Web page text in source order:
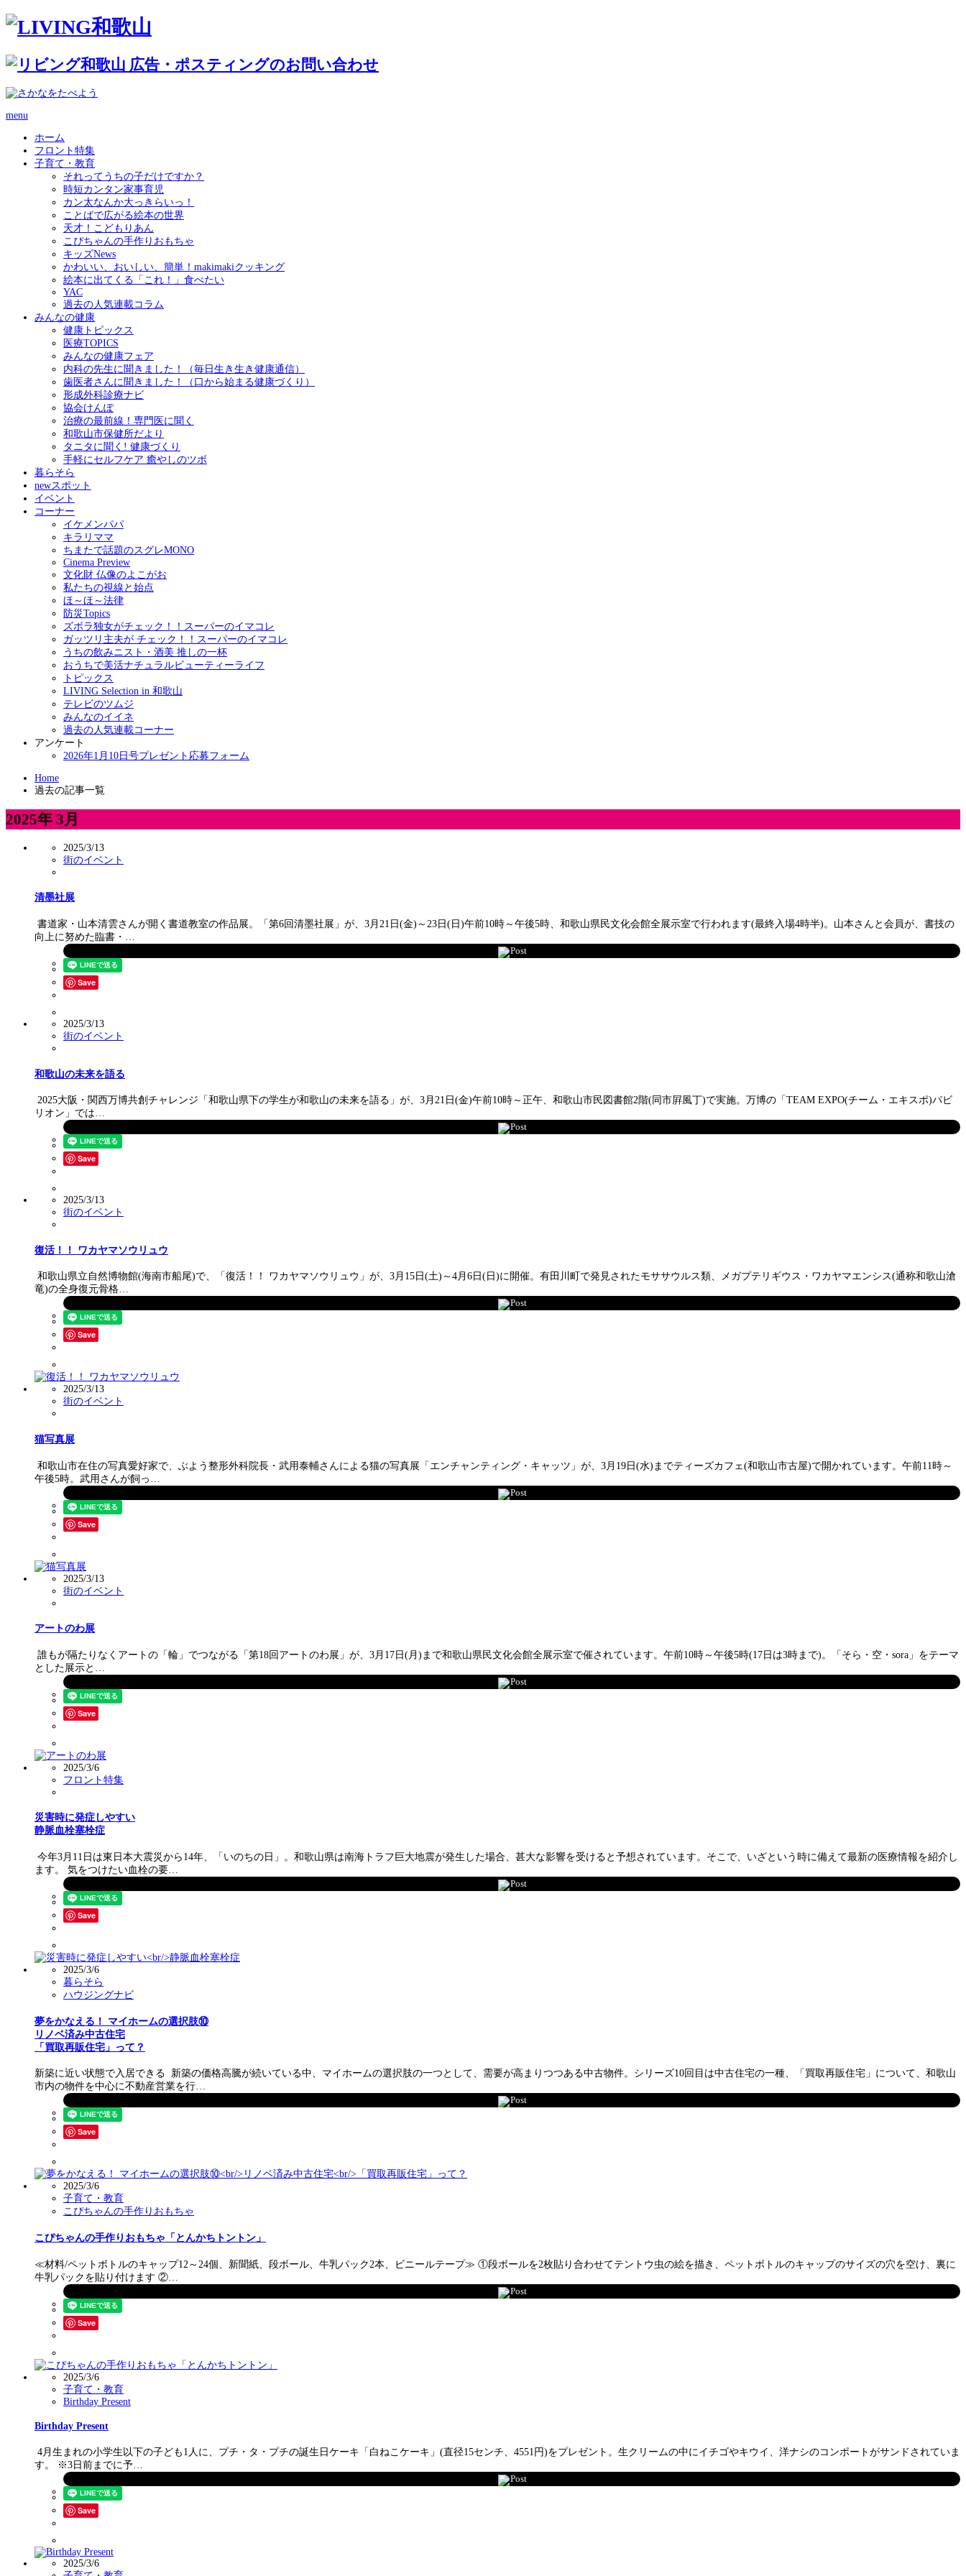
menu
ホーム
フロント特集
子育て・教育
それってうちの子だけですか？
時短カンタン家事育児
カン太なんか大っきらいっ！
ことばで広がる絵本の世界
天才！こどもりあん
こぴちゃんの手作りおもちゃ
キッズNews
かわいい、おいしい、簡単！makimakiクッキング
絵本に出てくる「これ！」食べたい
YAC
過去の人気連載コラム
みんなの健康
健康トピックス
医療TOPICS
みんなの健康フェア
内科の先生に聞きました！（毎日生き生き健康通信）
歯医者さんに聞きました！（口から始まる健康づくり）
形成外科診療ナビ
協会けんぽ
治療の最前線！専門医に聞く
和歌山市保健所だより
タニタに聞く! 健康づくり
手軽にセルフケア 癒やしのツボ
暮らそら
newスポット
イベント
コーナー
イケメンパパ
キラリママ
ちまたで話題のスグレMONO
Cinema Preview
文化財 仏像のよこがお
私たちの視線と始点
ほ～ほ～法律
防災Topics
ズボラ独女がチェック！！スーパーのイマコレ
ガッツリ主夫が チェック！！スーパーのイマコレ
うちの飲みニスト・酒美 推しの一杯
おうちで美活ナチュラルビューティーライフ
トピックス
LIVING Selection in 和歌山
テレビのツムジ
みんなのイイネ
過去の人気連載コーナー
アンケート
2026年1月10日号プレゼント応募フォーム
Home
過去の記事一覧
2025年 3月
2025/3/13
街のイベント
清墨社展
書道家・山本清雲さんが開く書道教室の作品展。「第6回清墨社展」が、3月21日(金)～23日(日)午前10時～午後5時、和歌山県民文化会館全展示室で行われます(最終入場4時半)。山本さんと会員が、書技の
向上に努めた臨書・…
Post
Save
2025/3/13
街のイベント
和歌山の未来を語る
2025大阪・関西万博共創チャレンジ「和歌山県下の学生が和歌山の未来を語る」が、3月21日(金)午前10時～正午、和歌山市民図書館2階(同市屛風丁)で実施。万博の「TEAM EXPO(チーム・エキスポ)パビ
リオン」では…
Post
Save
2025/3/13
街のイベント
復活！！ ワカヤマソウリュウ
和歌山県立自然博物館(海南市船尾)で、「復活！！ ワカヤマソウリュウ」が、3月15日(土)～4月6日(日)に開催。有田川町で発見されたモササウルス類、メガプテリギウス・ワカヤマエンシス(通称和歌山滄
竜)の全身復元骨格…
Post
Save
2025/3/13
街のイベント
猫写真展
和歌山市在住の写真愛好家で、ぶよう整形外科院長・武用泰輔さんによる猫の写真展「エンチャンティング・キャッツ」が、3月19日(水)までティーズカフェ(和歌山市古屋)で開かれています。午前11時～
午後5時。武用さんが飼っ…
Post
Save
2025/3/13
街のイベント
アートのわ展
誰もが隔たりなくアートの「輪」でつながる「第18回アートのわ展」が、3月17日(月)まで和歌山県民文化会館全展示室で催されています。午前10時～午後5時(17日は3時まで)。「そら・空・sora」をテーマ
とした展示と…
Post
Save
2025/3/6
フロント特集
災害時に発症しやすい
静脈血栓塞栓症
今年3月11日は東日本大震災から14年、「いのちの日」。和歌山県は南海トラフ巨大地震が発生した場合、甚大な影響を受けると予想されています。そこで、いざという時に備えて最新の医療情報を紹介し
ます。 気をつけたい血栓の要…
Post
Save
2025/3/6
暮らそら
ハウジングナビ
夢をかなえる！ マイホームの選択肢⑩
リノベ済み中古住宅
「買取再販住宅」って？
新築に近い状態で入居できる 新築の価格高騰が続いている中、マイホームの選択肢の一つとして、需要が高まりつつある中古物件。シリーズ10回目は中古住宅の一種、「買取再販住宅」について、和歌山
市内の物件を中心に不動産営業を行…
Post
Save
2025/3/6
子育て・教育
こぴちゃんの手作りおもちゃ
こぴちゃんの手作りおもちゃ「とんかちトントン」
≪材料/ペットボトルのキャップ12～24個、新聞紙、段ボール、牛乳パック2本、ビニールテープ≫ ①段ボールを2枚貼り合わせてテントウ虫の絵を描き、ペットボトルのキャップのサイズの穴を空け、裏に
牛乳パックを貼り付けます ②…
Post
Save
2025/3/6
子育て・教育
Birthday Present
Birthday Present
4月生まれの小学生以下の子ども1人に、プチ・タ・プチの誕生日ケーキ「白ねこケーキ」(直径15センチ、4551円)をプレゼント。生クリームの中にイチゴやキウイ、洋ナシのコンポートがサンドされていま
す。 ※3日前までに予…
Post
Save
2025/3/6